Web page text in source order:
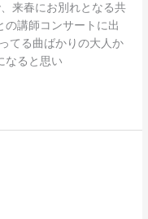
来春にお別れとなる共
の講師コンサートに出
てる曲ばかりの大人か
なると思い